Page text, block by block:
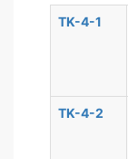
TK-4-1
TK-4-2